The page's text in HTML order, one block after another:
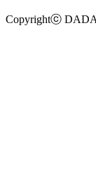
Copyrightⓒ